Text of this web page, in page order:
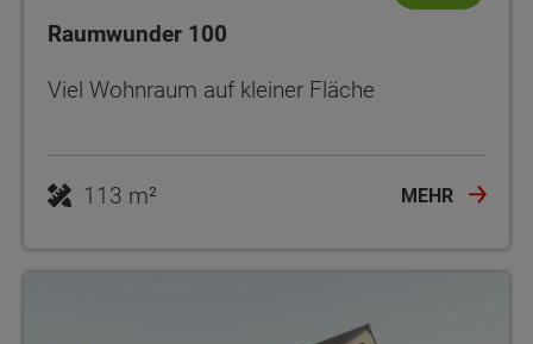
Raumwunder 100
Viel Wohnraum auf kleiner Fläche
113 m² MEHR